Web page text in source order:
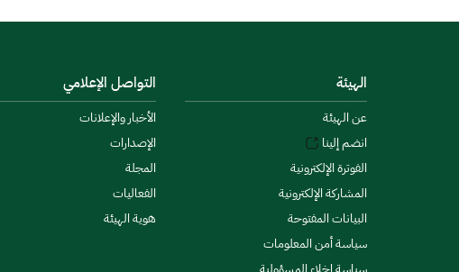
الهيئة
عن الهيئة
انضم إلينا
الفوترة الإلكترونية
المشاركة الإلكترونية
البيانات المفتوحة
سياسة أمن المعلومات
التواصل الإعلامي
الأخبار والإعلانات
الإصدارات
المجلة
الفعاليات
هوية الهيئة